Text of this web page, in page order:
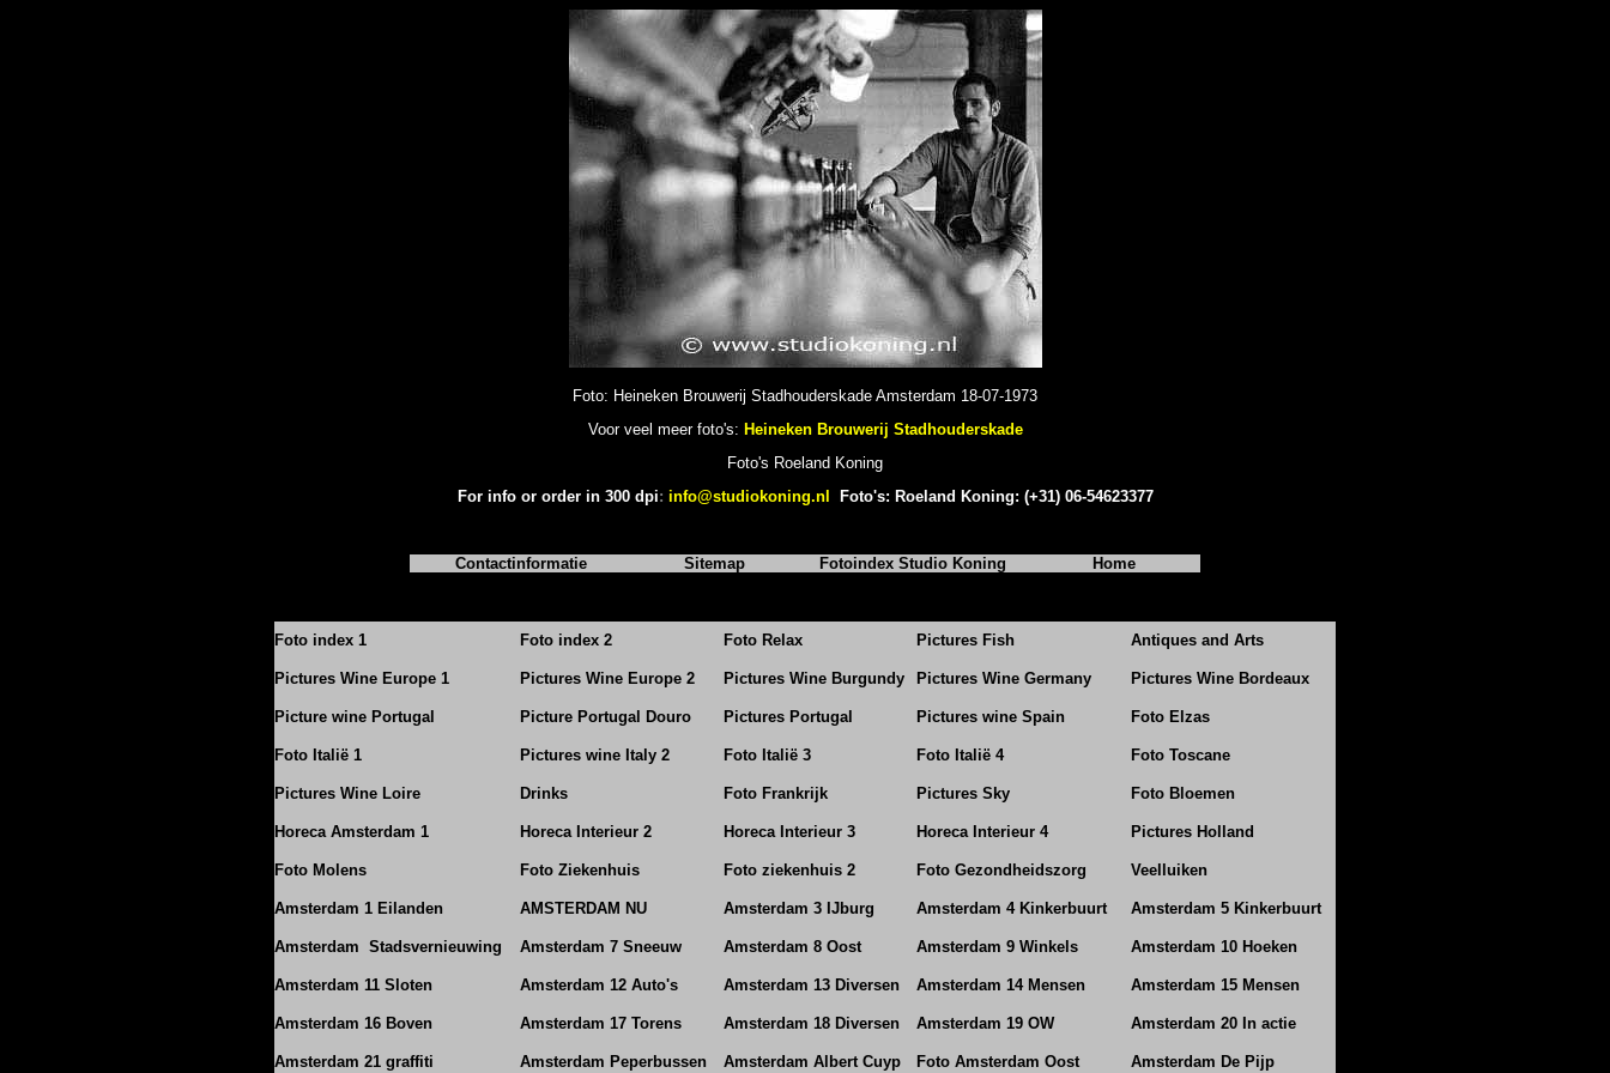
Foto: Heineken Brouwerij Stadhouderskade Amsterdam 18-07-1973
Voor veel meer foto's: Heineken Brouwerij Stadhouderskade
Foto's Roeland Koning
For info or order in 300 dpi: info@studiokoning.nl Foto's: Roeland Koning: (+31) 06-54623377
Contactinformatie Sitemap Fotoindex Studio Koning Home
Foto index 1 Foto index 2 Foto Relax Pictures Fish Antiques and Arts
Pictures Wine Europe 1 Pictures Wine Europe 2 Pictures Wine Burgundy Pictures Wine Germany Pictures Wine Bordeaux
Picture wine Portugal Picture Portugal Douro Pictures Portugal Pictures wine Spain Foto Elzas
Foto Italië 1 Pictures wine Italy 2 Foto Italië 3 Foto Italië 4 Foto Toscane
Pictures Wine Loire Drinks Foto Frankrijk Pictures Sky Foto Bloemen
Horeca Amsterdam 1 Horeca Interieur 2 Horeca Interieur 3 Horeca Interieur 4 Pictures Holland
Foto Molens Foto Ziekenhuis Foto ziekenhuis 2 Foto Gezondheidszorg Veelluiken
Amsterdam 1 Eilanden AMSTERDAM NU Amsterdam 3 IJburg Amsterdam 4 Kinkerbuurt Amsterdam 5 Kinkerbuurt
Amsterdam Stadsvernieuwing Amsterdam 7 Sneeuw Amsterdam 8 Oost Amsterdam 9 Winkels Amsterdam 10 Hoeken
Amsterdam 11 Sloten Amsterdam 12 Auto's Amsterdam 13 Diversen Amsterdam 14 Mensen Amsterdam 15 Mensen
Amsterdam 16 Boven Amsterdam 17 Torens Amsterdam 18 Diversen Amsterdam 19 OW Amsterdam 20 In actie
Amsterdam 21 graffiti Amsterdam Peperbussen Amsterdam Albert Cuyp Foto Amsterdam Oost Amsterdam De Pijp